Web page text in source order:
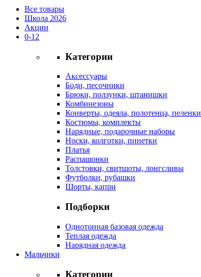
Все товары
Школа 2026
Акции
0-12
Категории
Аксессуары
Боди, песочники
Брюки, ползунки, штанишки
Комбинезоны
Конверты, одеяла, полотенца, пеленки
Костюмы, комплекты
Нарядные, подарочные наборы
Носки, колготки, пинетки
Платья
Распашонки
Толстовки, свитшоты, лонгсливы
Футболки, рубашки
Шорты, капри
Подборки
Однотонная базовая одежда
Теплая одежда
Нарядная одежда
Мальчики
Категории